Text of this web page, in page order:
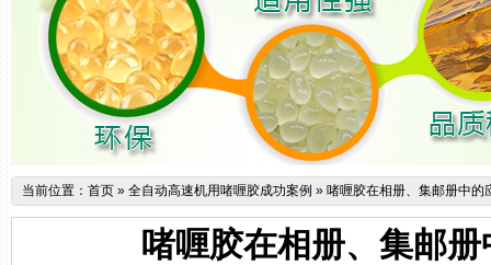
当前位置： 首页 » 全自动高速机用啫喱胶成功案例 » 啫喱胶在相册、集邮册中的
啫喱胶在相册、集邮